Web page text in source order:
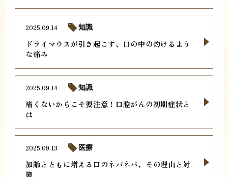
ドライマウスが引き起こす、口の中の灼けるよう
な痛み
2025.09.14 知識
痛くないからこそ要注意！口腔がんの初期症状と
は
2025.09.14 知識
加齢とともに増える口のネバネバ、その理由と対
策
2025.09.13 医療